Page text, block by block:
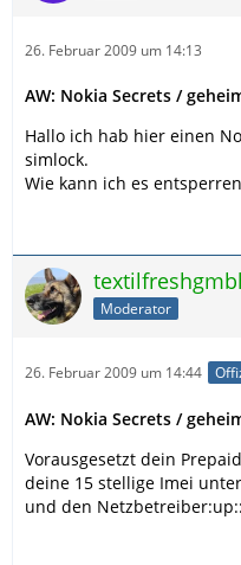
26. Februar 2009 um 14:13
AW: Nokia Secrets /
Hallo ich hab hier einen
simlock.
Wie kann ich es
Moderator
26. Februar 2009 um 14:44
AW: Nokia Secrets /
Vorausgesetzt dein
deine 15 stellige Imei
und den